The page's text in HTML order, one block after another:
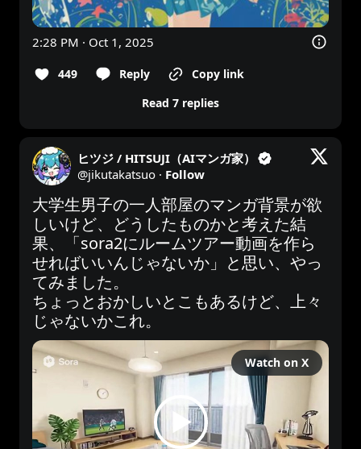
2:28 PM · Oct 1, 2025
449 Reply
Copy link
Read 7 replies
ヒツジ / HITSUJI（AIマンガ家）
@jikutakatsuo · Follow
大学生男子の一人部屋のマンガ背景が欲
しいけど、どうしたものかと考えた結
果、「sora2にルームツアー動画を作ら
せればいいんじゃないか」と思い、やっ
てみました。
ちょっとおかしいとこもあるけど、上々
じゃないかこれ。
Watch on X